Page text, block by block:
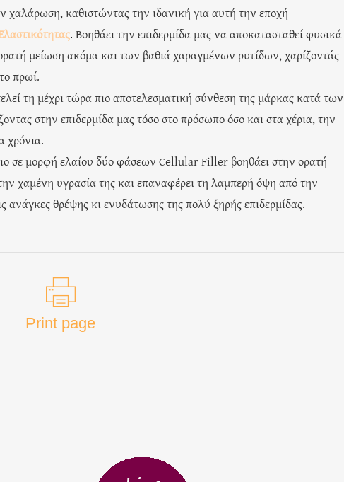
χαλάρωση, καθιστώντας την ιδανική για αυτή την εποχή
. Βοηθάει την επιδερμίδα μας να αποκατασταθεί φυσικά
μείωση ακόμα και των βαθιά χαραγμένων ρυτίδων, χαρίζοντάς
πρωί.
τη μέχρι τώρα πιο αποτελεσματική σύνθεση της μάρκας κατά των
στην επιδερμίδα μας τόσο στο πρόσωπο όσο και στα χέρια, την
χρόνια.
σε μορφή ελαίου δύο φάσεων Cellular Filler βοηθάει στην ορατή
χαμένη υγρασία της και επαναφέρει τη λαμπερή όψη από την
θρέψης κι ενυδάτωσης της πολύ ξηρής επιδερμίδας.
Print page